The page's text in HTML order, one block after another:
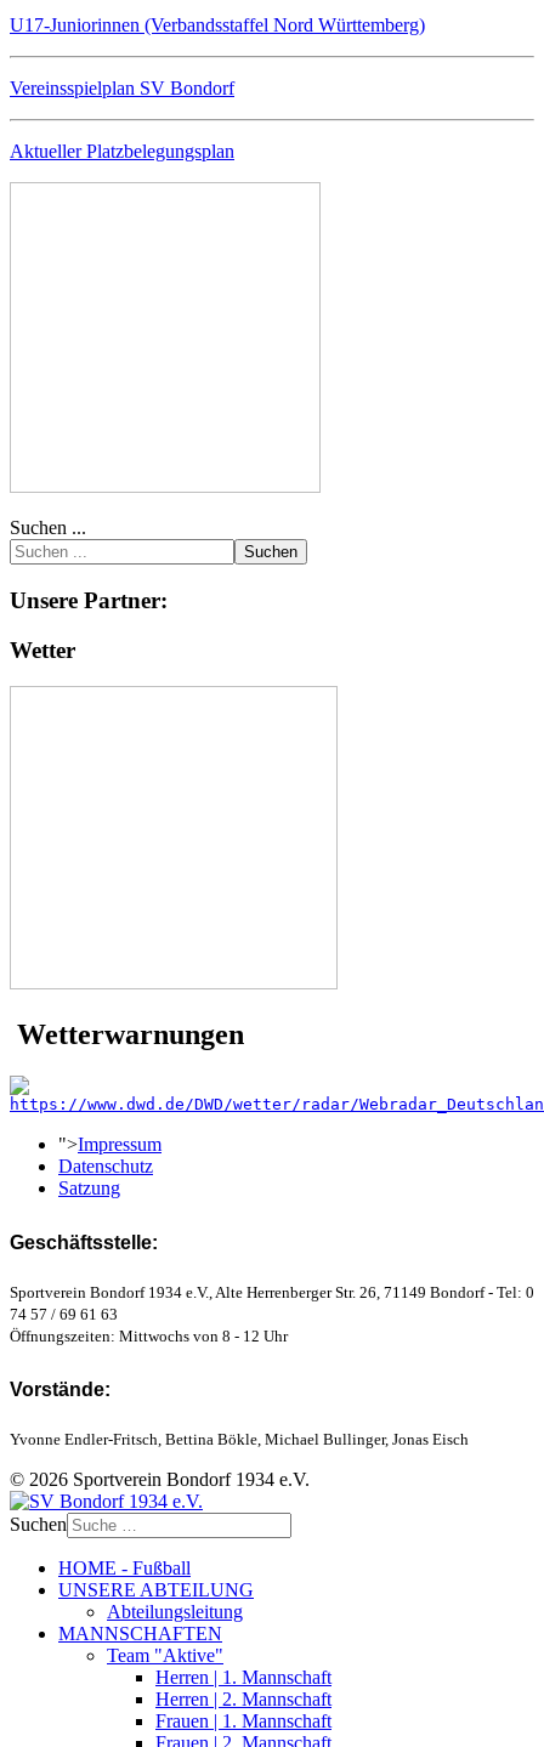
U17-Juniorinnen (Verbandsstaffel Nord Württemberg)
Vereinsspielplan SV Bondorf
Aktueller Platzbelegungsplan
Suchen ...
Suchen
Unsere Partner:
Wetter
Wetterwarnungen
">Impressum
Datenschutz
Satzung
Geschäftsstelle:
Sportverein Bondorf 1934 e.V., Alte Herrenberger Str. 26, 71149 Bondorf - Tel: 0
74 57 / 69 61 63
Öffnungszeiten: Mittwochs von 8 - 12 Uhr
Vorstände:
Yvonne Endler-Fritsch, Bettina Bökle, Michael Bullinger, Jonas Eisch
© 2026 Sportverein Bondorf 1934 e.V.
Suchen
HOME - Fußball
UNSERE ABTEILUNG
Abteilungsleitung
MANNSCHAFTEN
Team "Aktive"
Herren | 1. Mannschaft
Herren | 2. Mannschaft
Frauen | 1. Mannschaft
Frauen | 2. Mannschaft